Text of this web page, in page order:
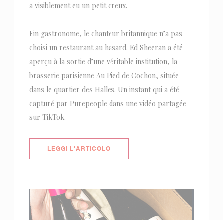
a visiblement eu un petit creux.
Fin gastronome, le chanteur britannique n’a pas
choisi un restaurant au hasard. Ed Sheeran a été
aperçu à la sortie d’une véritable institution, la
brasserie parisienne Au Pied de Cochon, située
dans le quartier des Halles. Un instant qui a été
capturé par Purepeople dans une vidéo partagée
sur TikTok.
LEGGI L'ARTICOLO